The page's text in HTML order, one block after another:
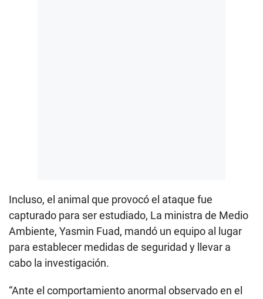
Incluso, el animal que provocó el ataque fue
capturado para ser estudiado, La ministra de Medio
Ambiente, Yasmin Fuad, mandó un equipo al lugar
para establecer medidas de seguridad y llevar a
cabo la investigación.
“Ante el comportamiento anormal observado en el